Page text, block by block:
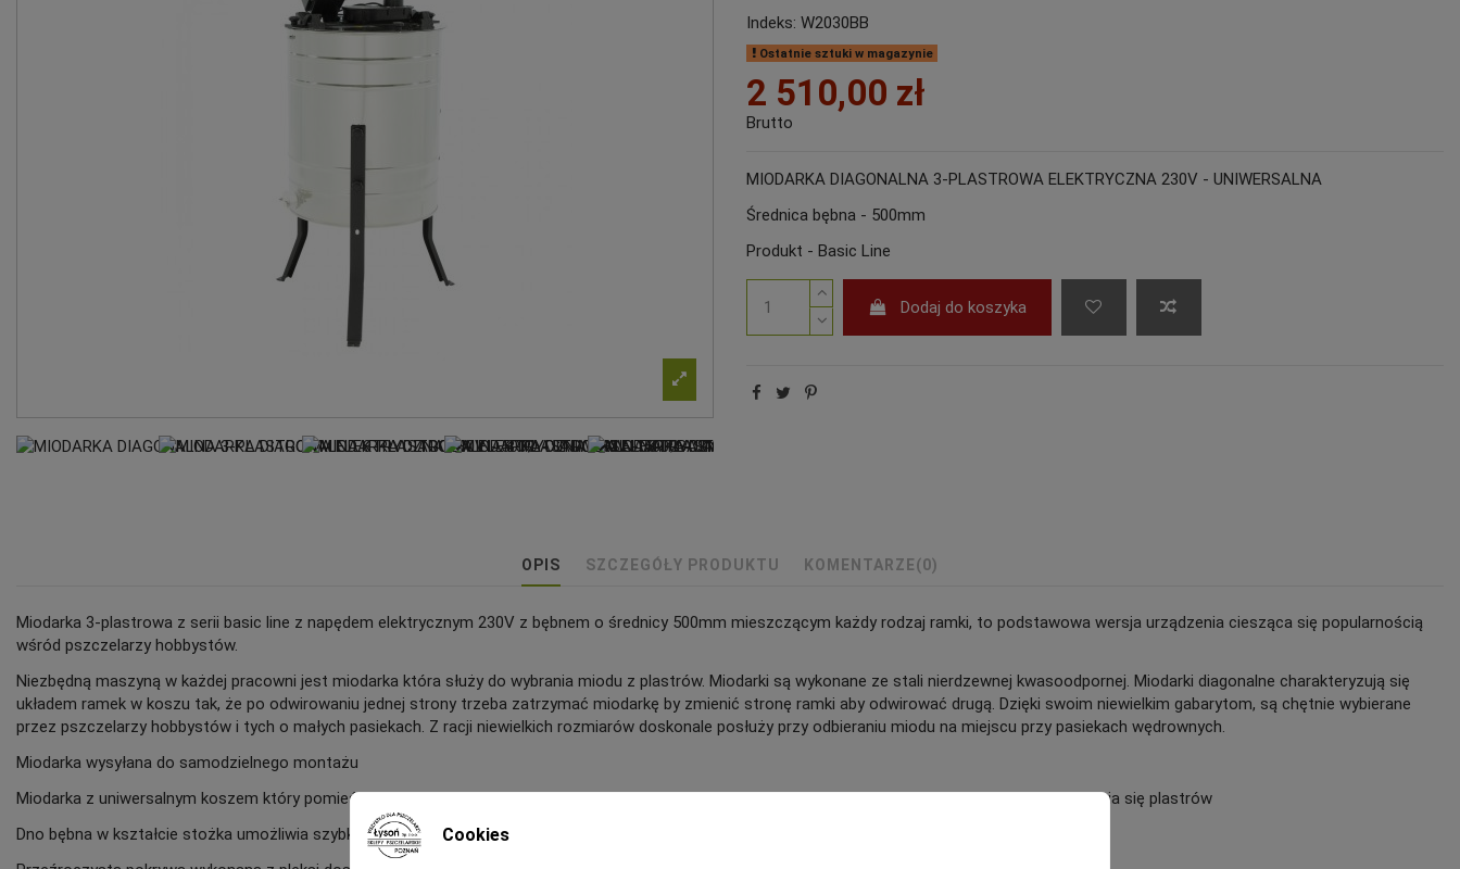
Indeks: W2030BB
Ostatnie sztuki w magazynie
2 510,00 zł
Brutto
MIODARKA DIAGONALNA 3-PLASTROWA ELEKTRYCZNA 230V - UNIWERSALNA
Średnica bębna - 500mm
Produkt - Basic Line
Dodaj do koszyka
OPIS SZCZEGÓŁY PRODUKTU KOMENTARZE(0)
Miodarka 3-plastrowa z serii basic line z napędem elektrycznym 230V z bębnem o średnicy 500mm mieszczącym każdy rodzaj ramki, to podstawowa wersja urządzenia ciesząca się popularnością
wśród pszczelarzy hobbystów.
Niezbędną maszyną w każdej pracowni jest miodarka która służy do wybrania miodu z plastrów. Miodarki są wykonane ze stali nierdzewnej kwasoodpornej. Miodarki diagonalne charakteryzują się
układem ramek w koszu tak, że po odwirowaniu jednej strony trzeba zatrzymać miodarkę by zmienić stronę ramki aby odwirować drugą. Dzięki swoim niewielkim gabarytom, są chętnie wybierane
przez pszczelarzy hobbystów i tych o małych pasiekach. Z racji niewielkich rozmiarów doskonale posłuży przy odbieraniu miodu na miejscu przy pasiekach wędrownych.
Miodarka wysyłana do samodzielnego montażu
Miodarka z uniwersalnym koszem który pomieści każdy rodzaj ramki a jego budowa umożliwia odwirowanie nawet gęstych miodów bez ryzyka wyłamania się plastrów
Dno bębna w kształcie stożka umożliwia szybkie spływanie miodu
Cookies